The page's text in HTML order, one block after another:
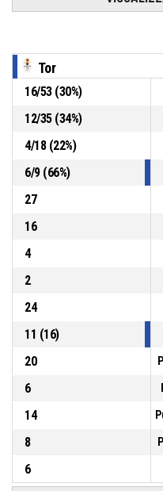
22, Andre' O., 2
P4 00:27
23, Kinard M. , 2 Punti - Tiro
Tor
16/53(30%)
12/35(34%)
4/18(22%)
6/9(66%)
27
16
4
2
24
11 (16)
20
6
14
8
6